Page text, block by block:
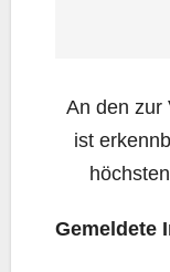
An den zur
ist
Gemel­de­te